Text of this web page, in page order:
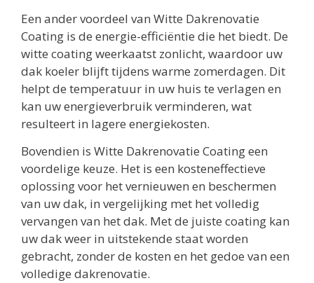
Een ander voordeel van Witte Dakrenovatie
Coating is de energie-efficiëntie die het biedt. De
witte coating weerkaatst zonlicht, waardoor uw
dak koeler blijft tijdens warme zomerdagen. Dit
helpt de temperatuur in uw huis te verlagen en
kan uw energieverbruik verminderen, wat
resulteert in lagere energiekosten.
Bovendien is Witte Dakrenovatie Coating een
voordelige keuze. Het is een kosteneffectieve
oplossing voor het vernieuwen en beschermen
van uw dak, in vergelijking met het volledig
vervangen van het dak. Met de juiste coating kan
uw dak weer in uitstekende staat worden
gebracht, zonder de kosten en het gedoe van een
volledige dakrenovatie.